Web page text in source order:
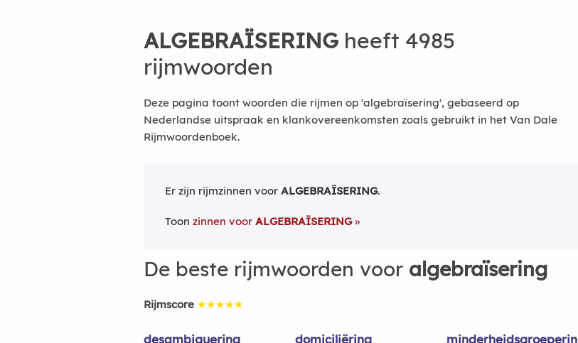
ALGEBRAÏSERING heeft 4985
rijmwoorden
Deze pagina toont woorden die rijmen op 'algebraïsering', gebaseerd op
Nederlandse uitspraak en klankovereenkomsten zoals gebruikt in het Van Dale
Rijmwoordenboek.
Er zijn rijmzinnen voor ALGEBRAÏSERING.
Toon zinnen voor ALGEBRAÏSERING
De beste rijmwoorden voor algebraïsering
Rijmscore ★★★★★
desambiguering domiciliëring
minderheidsgroeperin